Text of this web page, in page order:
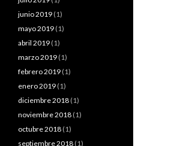
junio 2019 (1)
mayo 2019 (1)
abril 2019 (1)
marzo 2019 (1)
febrero 2019 (1)
enero 2019 (1)
diciembre 2018 (1)
noviembre 2018 (1)
octubre 2018 (1)
septiembre 2018 (1)